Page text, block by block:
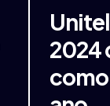
2024